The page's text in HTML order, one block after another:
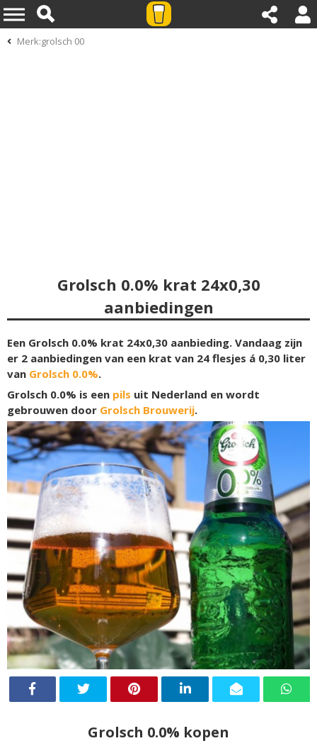
Merk:grolsch 00
Grolsch 0.0% krat 24x0,30
aanbiedingen
Een Grolsch 0.0% krat 24x0,30 aanbieding. Vandaag zijn
er 2 aanbiedingen van een krat van 24 flesjes á 0,30 liter
van Grolsch 0.0%.
Grolsch 0.0% is een pils uit Nederland en wordt
gebrouwen door Grolsch Brouwerij.
Grolsch 0.0% kopen